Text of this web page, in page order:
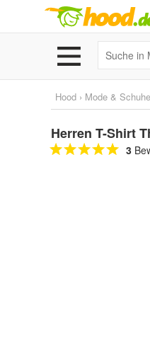
Hood › Mode & Schuhe
Herren T-Shirt
3